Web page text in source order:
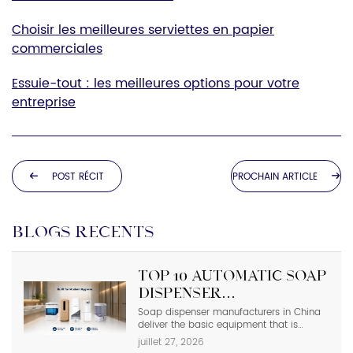
Choisir les meilleures serviettes en papier
commerciales
Essuie-tout : les meilleures options pour votre
entreprise
POST RÉCIT PROCHAIN ARTICLE
BLOGS RÉCENTS
Top 10 Automatic Soap
Dispenser
Manufacturers in
China
Soap dispenser manufacturers in China
deliver the basic equipment that is
needed in modern commercial
bathrooms where hygiene stands first
juillet 27, 2026